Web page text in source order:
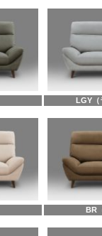
LGY（
BR